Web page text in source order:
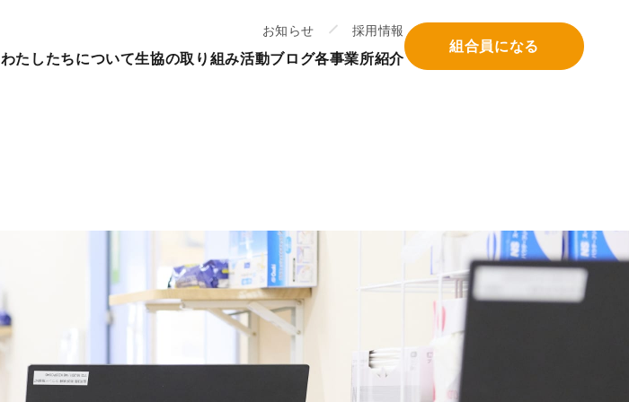
お知らせ 採用情報
わたしたちについて生協の取り組み活動ブログ各事業所紹介
組合員になる